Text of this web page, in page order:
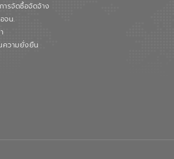
ารจัดซื้อจัดจ้าง
จน.
ความยั่งยืน